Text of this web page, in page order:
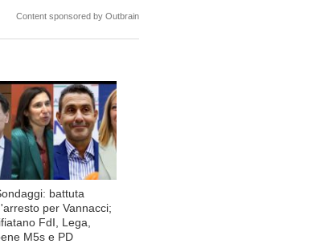
Content sponsored by Outbrain
battuta
per Vannacci;
FdI, Lega,
M5s e PD